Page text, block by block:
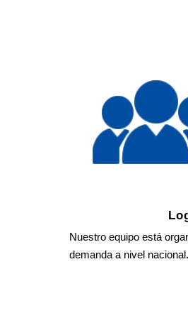
Nuestro equipo está
demanda a nivel nacional.